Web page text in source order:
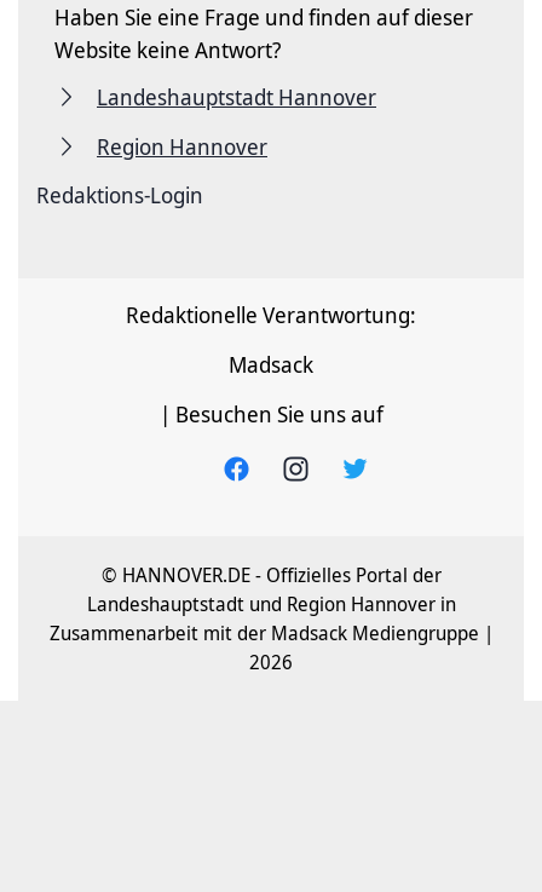
Haben Sie eine Frage und finden auf dieser
Website keine Antwort?
Landeshauptstadt Hannover
Region Hannover
Redaktions-Login
Redaktionelle Verantwortung:
Madsack
| Besuchen Sie uns auf
© HANNOVER.DE - Offizielles Portal der
Landeshauptstadt und Region Hannover in
Zusammenarbeit mit der Madsack Mediengruppe |
2026